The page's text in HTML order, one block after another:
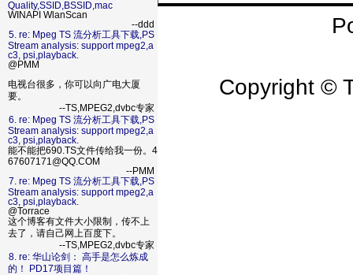
Quality,SSID,BSSID,mac
WINAPI WlanScan
--ddd
5. re: Mpeg TS 流分析工具下载,PS
Stream analysis: support mpeg2,a
c3, psi,playback.
@PMM
电视台很多，你可以向广电大厦
要。
--TS,MPEG2,dvbc专家
6. re: Mpeg TS 流分析工具下载,PS
Stream analysis: support mpeg2,a
c3, psi,playback.
能不能把690.TS文件传给我一份。4
67607171@QQ.COM
--PMM
7. re: Mpeg TS 流分析工具下载,PS
Stream analysis: support mpeg2,a
c3, psi,playback.
@Torrace
这个博客有文件大小限制，传不上
去了，请自己网上百度下。
--TS,MPEG2,dvbc专家
8. re: 华山论剑： 高手是怎么炼成
的！ PD17项目篇！
Copyright ©